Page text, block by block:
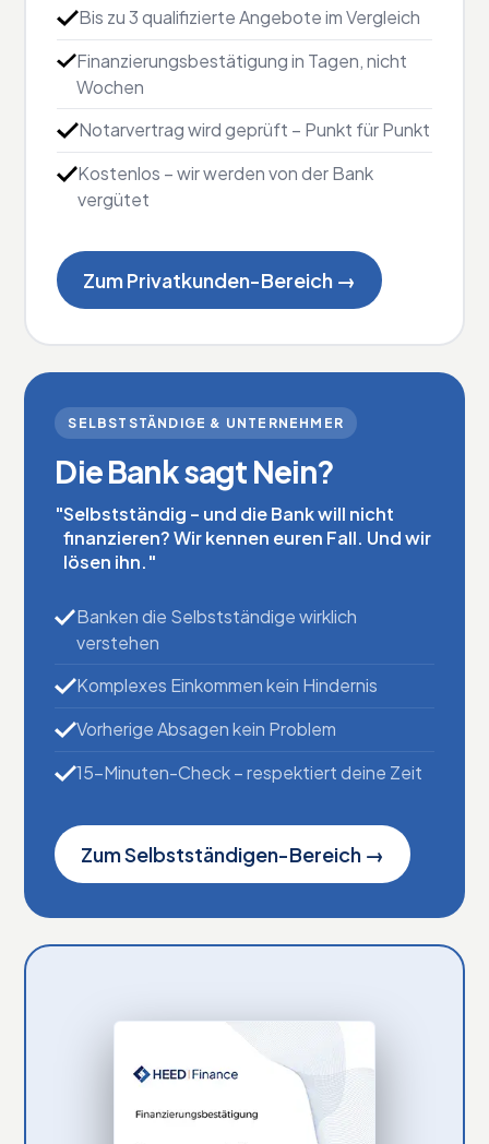
Bis zu 3 qualifizierte Angebote im Vergleich
Finanzierungsbestätigung in Tagen, nicht
Wochen
Notarvertrag wird geprüft – Punkt für Punkt
Kostenlos – wir werden von der Bank
vergütet
Zum Privatkunden-Bereich →
SELBSTSTÄNDIGE & UNTERNEHMER
Die Bank sagt Nein?
"Selbstständig – und die Bank will nicht
finanzieren? Wir kennen euren Fall. Und wir
lösen ihn."
Banken die Selbstständige wirklich
verstehen
Komplexes Einkommen kein Hindernis
Vorherige Absagen kein Problem
15-Minuten-Check – respektiert deine Zeit
Zum Selbstständigen-Bereich →